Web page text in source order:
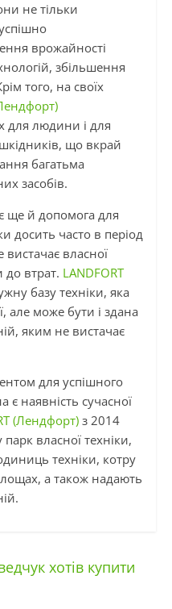
не тільки
врожайності
збільшення
того, на своїх
для людини і для
шкідників, що вкрай
багатьма
засобів.
ще й допомога для
досить часто в період
власної
до втрат. LANDFORT
базу техніки, яка
але може бути і здана
яким не вистачає
для успішного
є наявність сучасної
(Лендфорт)з 2014
власної техніки,
техніки, котру
а також надають
хотів купити